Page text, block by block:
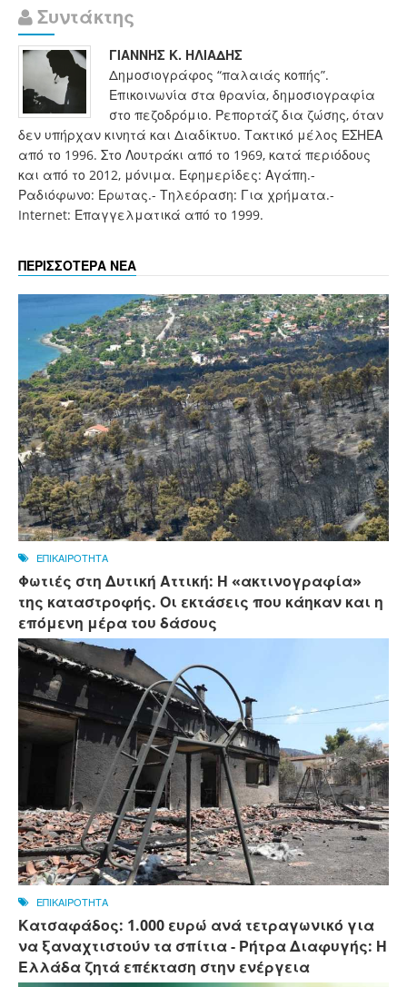
Συντάκτης
ΓΙΑΝΝΗΣ Κ. ΗΛΙΑΔΗΣ
Δημοσιογράφος “παλαιάς κοπής”.
Επικοινωνία στα θρανία, δημοσιογραφία
στο πεζοδρόμιο. Ρεπορτάζ δια ζώσης, όταν
δεν υπήρχαν κινητά και Διαδίκτυο. Τακτικό μέλος ΕΣΗΕΑ
από το 1996. Στο Λουτράκι από το 1969, κατά περιόδους
και από το 2012, μόνιμα. Εφημερίδες: Αγάπη.-
Ραδιόφωνο: Ερωτας.- Τηλεόραση: Για χρήματα.-
Internet: Επαγγελματικά από το 1999.
ΠΕΡΙΣΣΟΤΕΡΑ ΝΕΑ
ΕΠΙΚΑΙΡΟΤΗΤΑ
Φωτιές στη Δυτική Αττική: Η «ακτινογραφία»
της καταστροφής. Οι εκτάσεις που κάηκαν και η
επόμενη μέρα του δάσους
ΕΠΙΚΑΙΡΟΤΗΤΑ
Κατσαφάδος: 1.000 ευρώ ανά τετραγωνικό για
να ξαναχτιστούν τα σπίτια - Ρήτρα Διαφυγής: Η
Ελλάδα ζητά επέκταση στην ενέργεια